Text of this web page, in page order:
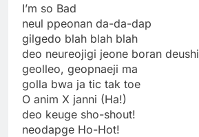
I’m so Bad
neul ppeonan da-da-dap
gilgedo blah blah blah
deo neureojigi jeone boran deushi
geolleo, geopnaeji ma
golla bwa ja tic tak toe
O anim X janni (Ha!)
deo keuge sho-shout!
neodapge Ho-Hot!